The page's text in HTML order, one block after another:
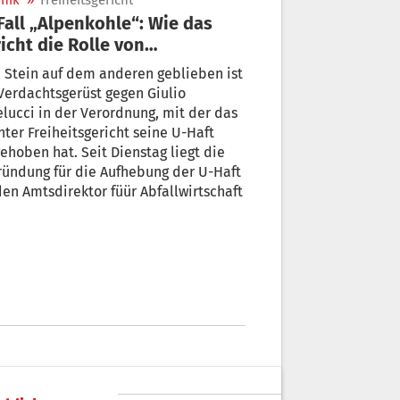
die Rolle von
Angelucci sieht
Stein auf dem anderen geblieben ist
gegen Giulio
in der Verordnung, mit der das
seine U-Haft
hat. Seit Dienstag liegt die
für die Aufhebung der U-Haft
Amtsdirektor füür Abfallwirtschaft